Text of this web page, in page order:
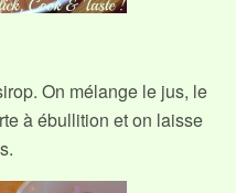
On mélange le jus, le
à ébullition et on laisse